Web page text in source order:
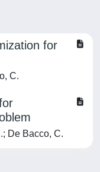
for
C.
De Bacco, C.